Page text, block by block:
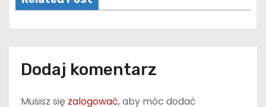
Dodaj komentarz
Musisz się zalogować, aby móc dodać